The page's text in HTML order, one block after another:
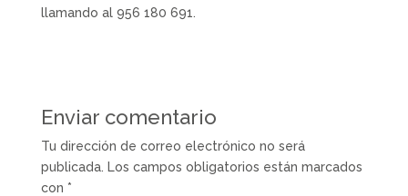
llamando al 956 180 691.
Enviar comentario
Tu dirección de correo electrónico no será
publicada. Los campos obligatorios están marcados
con *